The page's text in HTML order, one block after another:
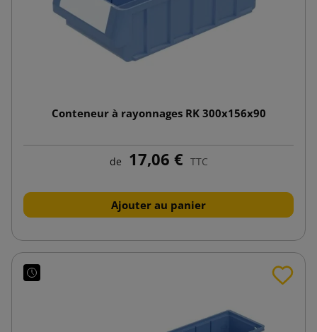
Conteneur à rayonnages RK 300x156x90
de 17,06 € TTC
Ajouter au panier